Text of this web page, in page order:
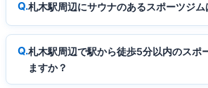
札木駅周辺にサウナのあるスポーツジム
札木駅周辺で駅から徒歩5分以内のスポ
ますか？